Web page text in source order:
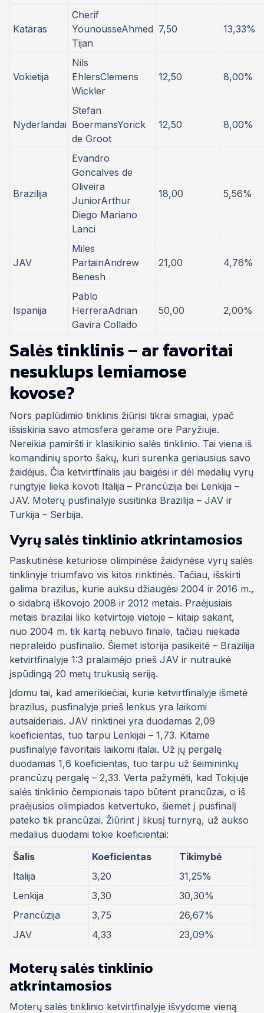
Kataras
Cherif
YounousseAhmed
Tijan
7,50 13,33%
Vokietija
Nils
EhlersClemens
Wickler
12,50 8,00%
Nyderlandai
Stefan
BoermansYorick
de Groot
12,50 8,00%
Brazilija
Evandro
Goncalves de
Oliveira
JuniorArthur
Diego Mariano
Lanci
18,00 5,56%
JAV
Miles
PartainAndrew
Benesh
21,00 4,76%
Ispanija
Pablo
HerreraAdrian
Gavira Collado
50,00 2,00%
Salės tinklinis – ar favoritai
nesuklups lemiamose
kovose?
Nors paplūdimio tinklinis žiūrisi tikrai smagiai, ypač
išsiskiria savo atmosfera gerame ore Paryžiuje.
Nereikia pamiršti ir klasikinio salės tinklinio. Tai viena iš
komandinių sporto šakų, kuri surenka geriausius savo
žaidėjus. Čia ketvirtfinalis jau baigėsi ir dėl medalių vyrų
rungtyje lieka kovoti Italija – Prancūzija bei Lenkija –
JAV. Moterų pusfinalyje susitinka Brazilija – JAV ir
Turkija – Serbija.
Vyrų salės tinklinio atkrintamosios
Paskutinėse keturiose olimpinėse žaidynėse vyrų salės
tinklinyje triumfavo vis kitos rinktinės. Tačiau, išskirti
galima brazilus, kurie auksu džiaugėsi 2004 ir 2016 m.,
o sidabrą iškovojo 2008 ir 2012 metais. Praėjusiais
metais brazilai liko ketvirtoje vietoje – kitaip sakant,
nuo 2004 m. tik kartą nebuvo finale, tačiau niekada
nepraleido pusfinalio. Šiemet istorija pasikeitė – Brazilija
ketvirtfinalyje 1:3 pralaimėjo prieš JAV ir nutraukė
įspūdingą 20 metų trukusią seriją.
Įdomu tai, kad amerikiečiai, kurie ketvirtfinalyje išmetė
brazilus, pusfinalyje prieš lenkus yra laikomi
autsaideriais. JAV rinktinei yra duodamas 2,09
koeficientas, tuo tarpu Lenkijai – 1,73. Kitame
pusfinalyje favoritais laikomi italai. Už jų pergalę
duodamas 1,6 koeficientas, tuo tarpu už šeimininkų
prancūzų pergalę – 2,33. Verta pažymėti, kad Tokijuje
salės tinklinio čempionais tapo būtent prancūzai, o iš
praėjusios olimpiados ketvertuko, šiemet į pusfinalį
pateko tik prancūzai. Žiūrint į likusį turnyrą, už aukso
medalius duodami tokie koeficientai:
Šalis
Koeficientas
Tikimybė
Italija
3,20
31,25%
Lenkija
3,30
30,30%
Prancūzija
3,75
26,67%
JAV
4,33 23,09%
Moterų salės tinklinio
atkrintamosios
Moterų salės tinklinio ketvirtfinalyje išvydome vieną